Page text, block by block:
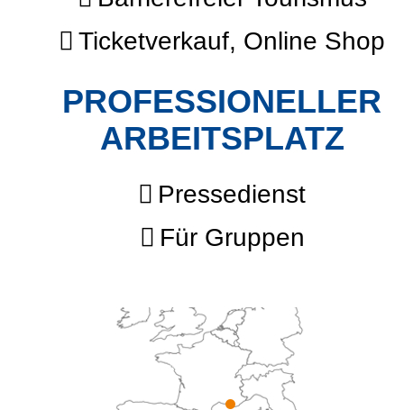
Ticketverkauf, Online Shop
PROFESSIONELLER
ARBEITSPLATZ
Pressedienst
Für Gruppen